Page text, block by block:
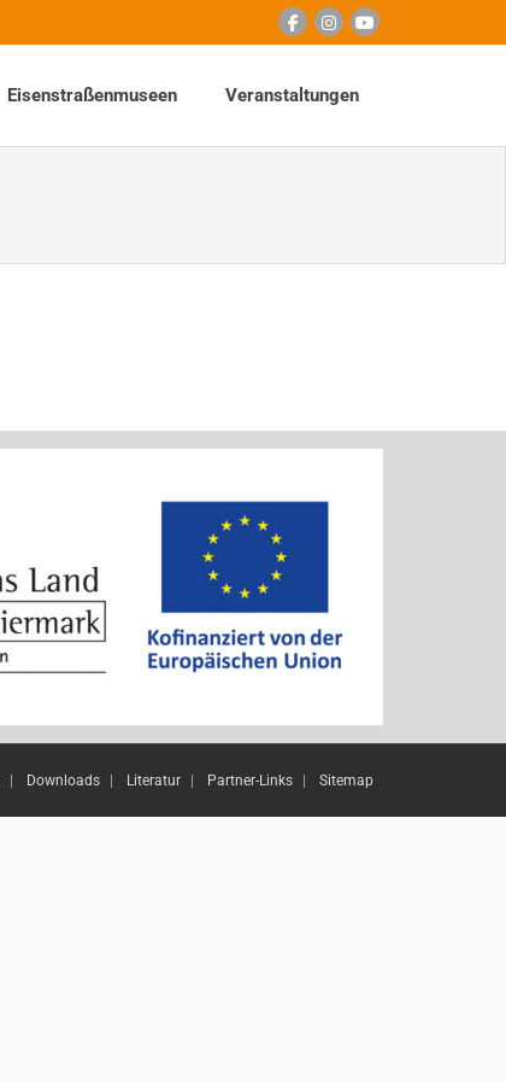
Eisenstraßenmuseen Veranstaltungen
Downloads Literatur Partner-Links Sitemap